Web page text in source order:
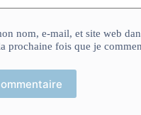
nom, e-mail, et site web
prochaine fois que je